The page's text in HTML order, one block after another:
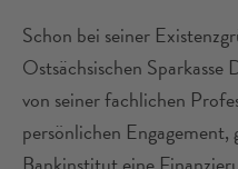
Schon bei seiner
Ostsächsischen
von seiner fachlichen
persönlichen